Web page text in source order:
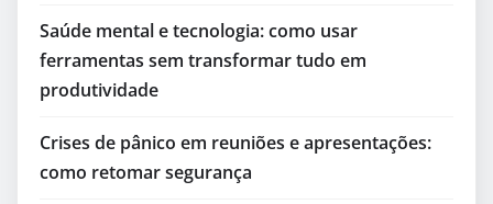
Saúde mental e tecnologia: como usar
ferramentas sem transformar tudo em
produtividade
Crises de pânico em reuniões e apresentações:
como retomar segurança